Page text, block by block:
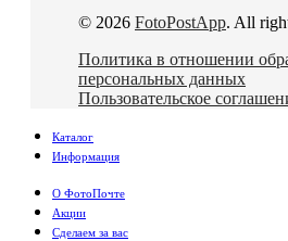
© 2026 FotoPostApp. All
Политика в отношении
персональных данных
Пользовательское
Каталог
Информация
О ФотоПочте
Акции
Сделаем за вас